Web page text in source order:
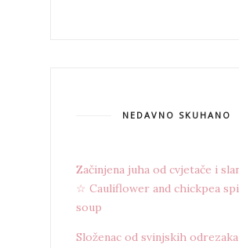
NEDAVNO SKUHANO
Začinjena juha od cvjetače i
☆ Cauliflower and chickpea
soup
Složenac od svinjskih